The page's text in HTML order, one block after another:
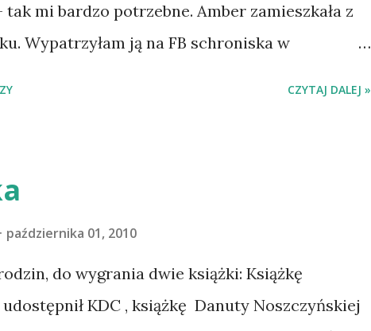
mi bardzo potrzebne. Amber zamieszkała z
Wypatrzyłam ją na FB schroniska w
. Gdy już nieco okrzepliśmy w
Amber - z ludźmi i kotami, pojawił się pomysł
w Beskid Niski. Zanim to jednak się stało
co spowodowało, że wyjazd odwołaliśmy,
CZYTAJ DALEJ »
października 01, 2010
do wygrania dwie książki: Książkę
KDC , książkę Danuty Noszczyńskiej